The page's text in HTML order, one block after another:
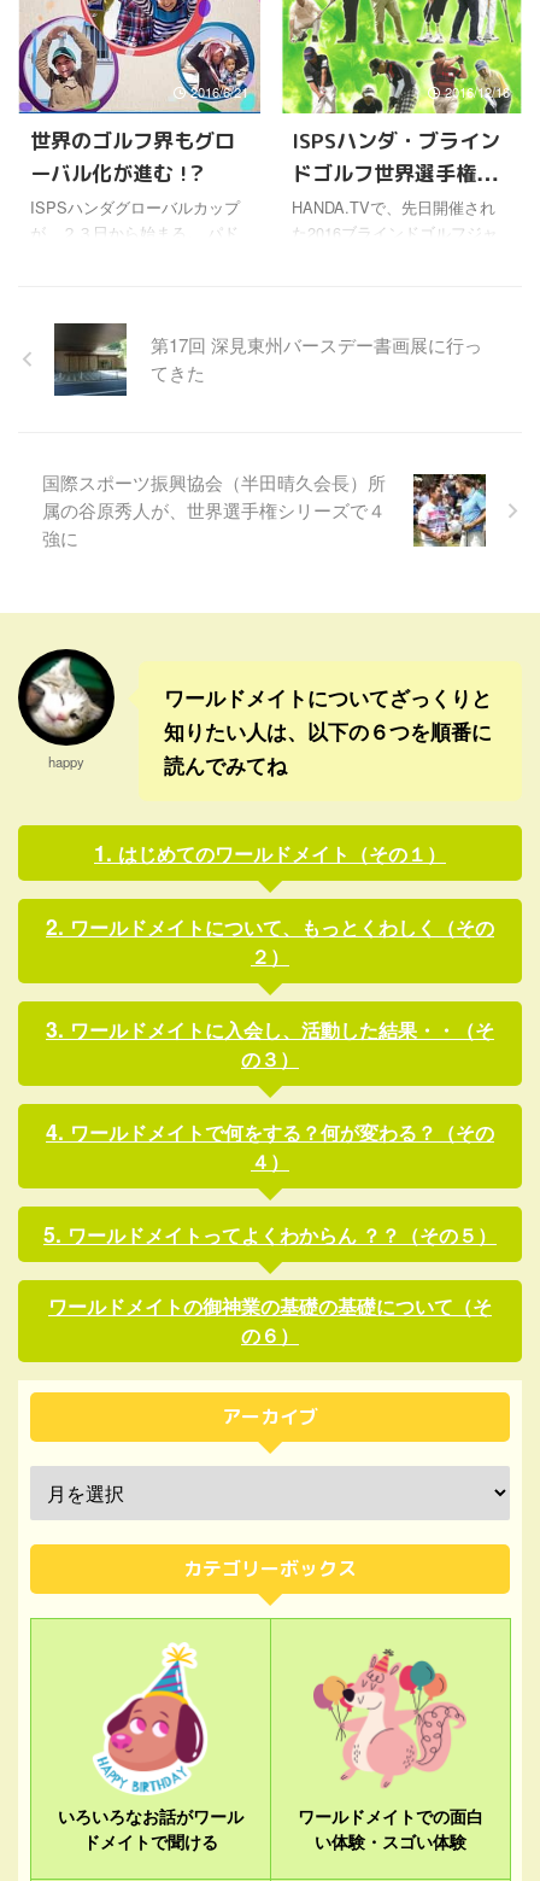
けど、クイーンズタウンは女
王にふさわしい街ということ
で名付けられただけあって、
壮観な美しい山々に囲まれ
た、神秘的なワカティブ湖の
ほとりにあるスゴく気持ちの
良い街らしい。 そんな素敵
な場所には世界中から観光客
が来るから、乗馬、カヤック
ゴルフ、冬はスキ ...
介されていた。 とてもいい話
だなと思ったし、せっかくな
のでまとめてみた。 試合その
ものは、8月3日と4日の２日感
で行われ、黄金世代と言われ
る吉川桃さんが優勝してい
た。 すごくいい笑顔だけど、
渋野日向子とか、実力と人気
を備えた選手が女子には大勢
2016/6/21
世界のゴルフ界もグロ
ーバル化が進む !？
ISPSハンダグローバルカップ
が、２３日から始まる。 パド
ったそうだ。これでまた強豪
が一人増えた。 全米オープン
で上位に入った宮里優作とシ
カ帰りでバタバタだとは思う
けど、盛り上げてくれそう
だ。 あと、サボテンショット
にはビリケン藤本佳則に頑張
このハンダグローバ ...
2016/12/16
ISPSハンダ・ブライン
ドゴルフ世界選手権大
会がHANDA.TVで放映
中
HANDA.TVで、先日開催され
た2016ブラインドゴルフジャ
オンシップの様子が放映され
ている。 日本のブラインドゴ
のは初めてのような気がす
る。 目が不自由ということを
あまり感じさせないのに驚い
でくるのは大変だったのかも
みんな真剣 ...
第17回 深見東州バースデー書画展に行っ
てきた
国際スポーツ振興協会（半田晴久会長）所
属の谷原秀人が、世界選手権シリーズで４
強に
happy
ワールドメイトについてざっくりと
知りたい人は、以下の６つを順番に
読んでみてね
はじめてのワールドメイト（その１）
ワールドメイトについて、もっとくわしく（その
２）
ワールドメイトに入会し、活動した結果・・（そ
の３）
ワールドメイトで何をする？何が変わる？（その
４）
ワールドメイトってよくわからん ？？（その５）
ワールドメイトの御神業の基礎の基礎について（そ
の６）
アーカイブ
カテゴリーボックス
いろいろなお話がワール
ドメイトで聞ける
ワールドメイトでの面白
い体験・スゴい体験